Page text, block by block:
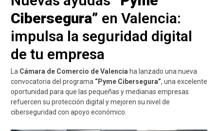
Cibersegura” en Valencia:
impulsa la seguridad digital
de tu empresa
La Cámara de Comercio de Valencia ha lanzado una nueva
convocatoria del programa “Pyme Cibersegura”, una excelente
oportunidad para que las pequeñas y medianas empresas
refuercen su protección digital y mejoren su nivel de
ciberseguridad con apoyo económico.